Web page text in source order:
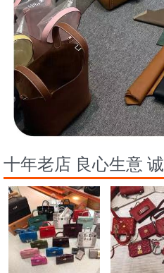
十年老店 良心生意